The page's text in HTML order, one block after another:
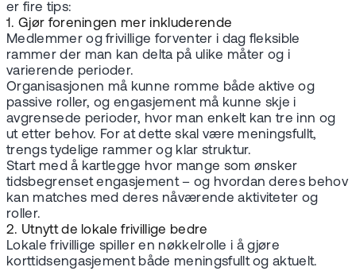
er fire tips:
1. Gjør foreningen mer inkluderende
Medlemmer og frivillige forventer i dag fleksible
rammer der man kan delta på ulike måter og i
varierende perioder.
Organisasjonen må kunne romme både aktive og
passive roller, og engasjement må kunne skje i
avgrensede perioder, hvor man enkelt kan tre inn og
ut etter behov. For at dette skal være meningsfullt,
trengs tydelige rammer og klar struktur.
Start med å kartlegge hvor mange som ønsker
tidsbegrenset engasjement – og hvordan deres behov
kan matches med deres nåværende aktiviteter og
roller.
2. Utnytt de lokale frivillige bedre
Lokale frivillige spiller en nøkkelrolle i å gjøre
korttidsengasjement både meningsfullt og aktuelt.